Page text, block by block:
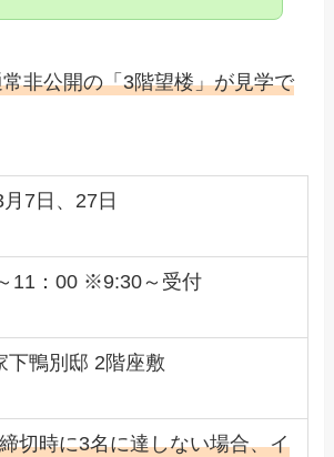
非公開の「3階望楼」が見学で
7日、27日
11：00 ※9:30～受付
下鴨別邸 2階座敷
切時に3名に達しない場合、イ